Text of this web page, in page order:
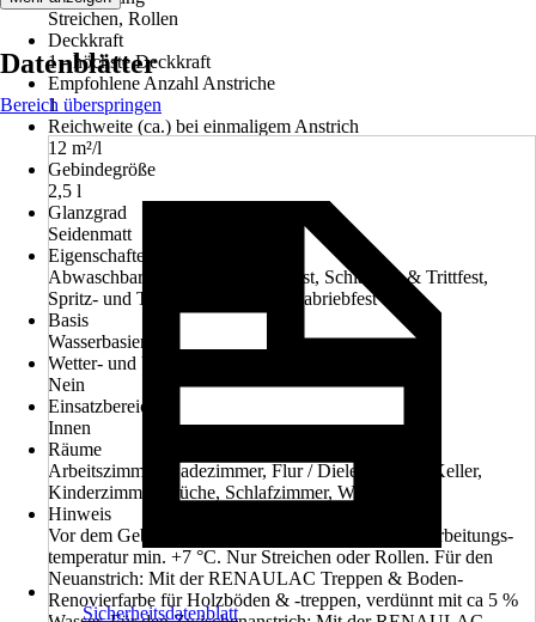
Streichen, Rollen
Deckkraft
1 - höchste Deckkraft
Empfohlene Anzahl Anstriche
1
Reichweite (ca.) bei einmaligem Anstrich
12 m²/l
Gebindegröße
2,5 l
Glanzgrad
Seidenmatt
Eigenschaften
Abwaschbar, Schlagfest & Stoßfest, Schlagfest & Trittfest,
Spritz- und Tropfgehemmt, Hoch abriebfest
Basis
Wasserbasierend
Wetter- und UV-Beständigkeit
Nein
Einsatzbereich
Innen
Räume
Arbeitszimmer, Badezimmer, Flur / Diele, Garage, Keller,
Kinderzimmer, Küche, Schlafzimmer, Wohnzimmer
Hinweis
Vor dem Gebrauch gut aufrühren, Objekt- und Verarbeitungs-
temperatur min. +7 °C. Nur Streichen oder Rollen. Für den
Neuanstrich: Mit der RENAULAC Treppen & Boden-
Renovierfarbe für Holzböden & -treppen, verdünnt mit ca 5 %
Datenblätter
Bereich überspringen
Sicherheitsdatenblatt